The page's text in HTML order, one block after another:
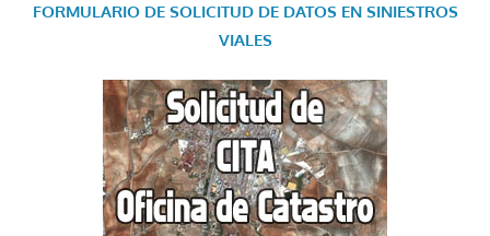
FORMULARIO DE SOLICITUD DE DATOS EN SINIESTROS
VIALES